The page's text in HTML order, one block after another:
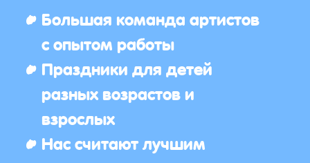
Большая команда артистов
с опытом работы
Праздники для детей
разных возрастов и
взрослых
Нас считают лучшим